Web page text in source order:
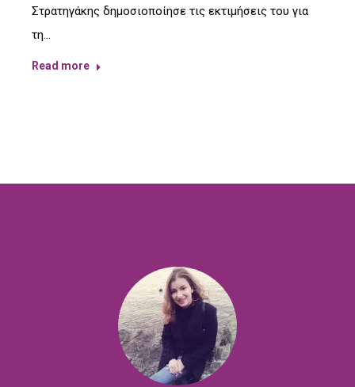
Στρατηγάκης δημοσιοποίησε τις εκτιμήσεις του για
τη…
Read more